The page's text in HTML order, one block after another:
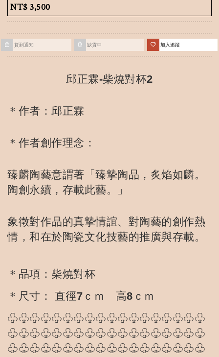
NT$ 3,500
貨到通知 缺貨中 加入追蹤
邱正霖-柴燒對杯2
＊作者：邱正霖
＊作者創作理念：
臻麟陶藝意謂著「臻摯陶品，炙焰如麟。
陶創永續，存載此藝。」
象徵對作品的真摯情誼、對陶藝的創作熱
情，和在於陶瓷文化技藝的推廣與存載。
＊品項：柴燒對杯
＊尺寸： 直徑7ｃｍ 高8ｃｍ
♧♧♧♧♧♧♧♧♧♧♧♧♧♧♧♧♧♧
♧♧♧♧♧♧♧♧♧♧♧♧♧♧♧♧♧♧
♧♧♧♧♧♧♧♧♧♧♧♧♧♧♧♧♧♧